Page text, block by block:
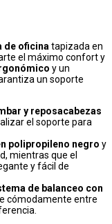
de oficina tapizada en
el máximo confort y
y un
un soporte
y reposacabezas
el soporte para
polipropileno negro y
mientras que el
y fácil de
de balanceo con
cómodamente entre